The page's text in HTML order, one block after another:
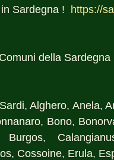
Sardegna ! https://
della Sardegna
Alghero, Anela,
Bono,
Cossoine, Erula,